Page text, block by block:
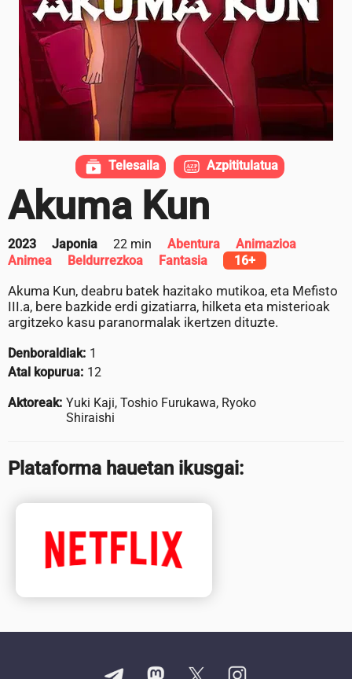
Akuma Kun
2023 Japonia 22 min Abentura
Animazioa
Animea
Beldurrezkoa Fantasia 16+
Akuma Kun, deabru batek hazitako mutikoa, eta Mefisto
III.a, bere bazkide erdi gizatiarra, hilketa eta misterioak
argitzeko kasu paranormalak ikertzen dituzte.
Denboraldiak: 1
Atal kopurua: 12
Aktoreak: Yuki Kaji, Toshio Furukawa, Ryoko
Shiraishi
Plataforma hauetan ikusgai:
Telesaila Azpititulatua